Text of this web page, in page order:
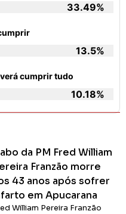
33.49%
13.5%
cumprir tudo
10.18%
da PM Fred William
Franzão morre
43 anos após sofrer
em Apucarana
William Pereira Franzão